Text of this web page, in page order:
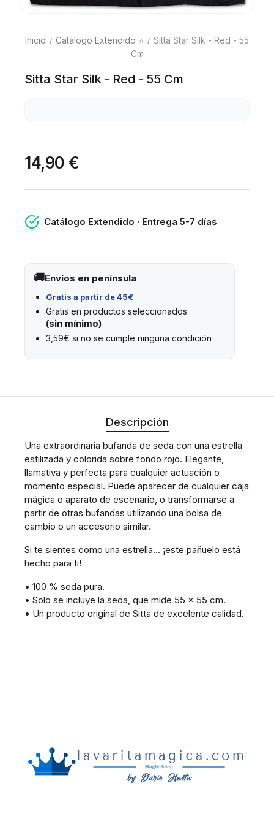
Inicio Catálogo Extendido ⭐
Sitta Star Silk - Red - 55
Cm
Sitta Star Silk - Red - 55 Cm
14,90 €
Catálogo Extendido · Entrega 5-7 días
Envíos en península
Gratis a partir de 45€
Gratis en productos seleccionados
(sin mínimo)
3,59€ si no se cumple ninguna condición
Descripción
Una extraordinaria bufanda de seda con una estrella
estilizada y colorida sobre fondo rojo. Elegante,
llamativa y perfecta para cualquier actuación o
momento especial. Puede aparecer de cualquier caja
mágica o aparato de escenario, o transformarse a
partir de otras bufandas utilizando una bolsa de
cambio o un accesorio similar.
Si te sientes como una estrella... ¡este pañuelo está
hecho para ti!
• 100 % seda pura.
• Solo se incluye la seda, que mide 55 x 55 cm.
• Un producto original de Sitta de excelente calidad.